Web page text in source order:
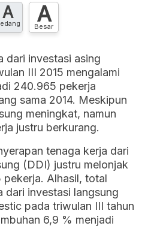
»
A A
Besar
dari investasi asing
III 2015 mengalami
240.965 pekerja
sama 2014. Meskipun
meningkat, namun
justru berkurang.
tenaga kerja dari
(DDI) justru melonjak
Alhasil, total
dari investasi langsung
pada triwulan III tahun
6,9 % menjadi